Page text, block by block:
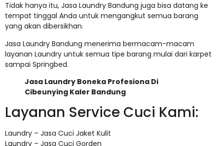
Tidak hanya itu, Jasa Laundry Bandung juga bisa datang ke
tempat tinggal Anda untuk mengangkut semua barang
yang akan dibersikhan.
Jasa Laundry Bandung menerima bermacam-macam
layanan Laundry untuk semua tipe barang mulai dari karpet
sampai Springbed.
Jasa Laundry Boneka Profesiona Di
Cibeunying Kaler Bandung
Layanan Service Cuci Kami:
Laundry – Jasa Cuci Jaket Kulit
Laundry – Jasa Cuci Gorden